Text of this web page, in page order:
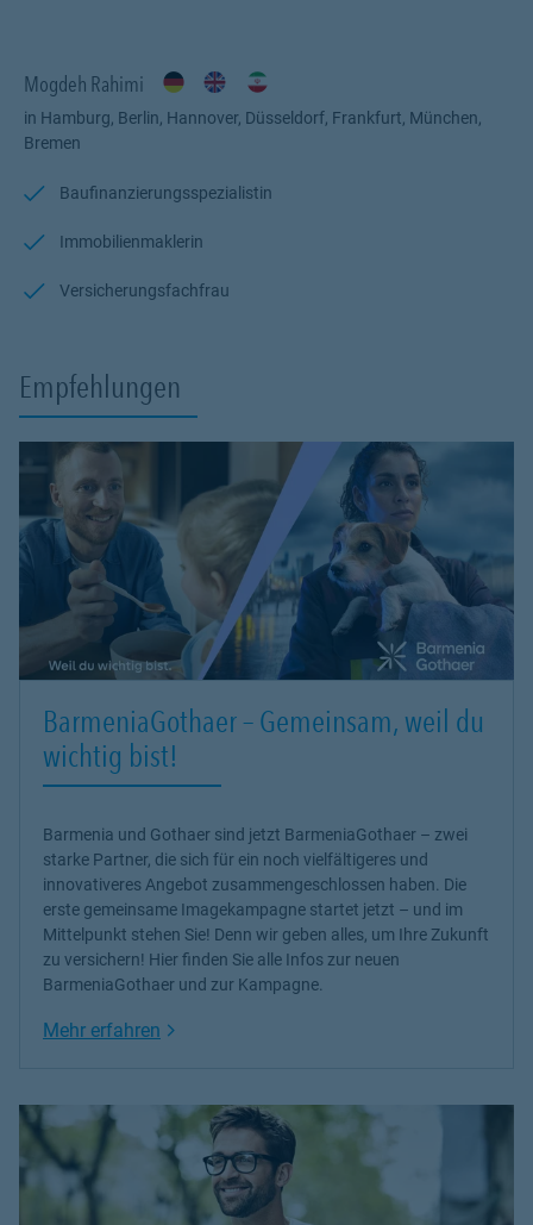
Mogdeh Rahimi
in Hamburg, Berlin, Hannover, Düsseldorf, Frankfurt, München,
Bremen
Baufinanzierungsspezialistin
Immobilienmaklerin
Versicherungsfachfrau
Empfehlungen
BarmeniaGothaer – Gemeinsam, weil du
wichtig bist!
Barmenia und Gothaer sind jetzt BarmeniaGothaer – zwei
starke Partner, die sich für ein noch vielfältigeres und
innovativeres Angebot zusammengeschlossen haben. Die
erste gemeinsame Imagekampagne startet jetzt – und im
Mittelpunkt stehen Sie! Denn wir geben alles, um Ihre Zukunft
zu versichern! Hier finden Sie alle Infos zur neuen
BarmeniaGothaer und zur Kampagne.
Mehr erfahren Link Opens in New Tab